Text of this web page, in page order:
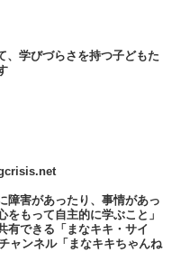
、学びづらさを持つ子どもた
障害があったり、事情があっ
もって自主的に学ぶこと」
有できる「まなキキ・サイ
ャンネル「まなキキちゃんね